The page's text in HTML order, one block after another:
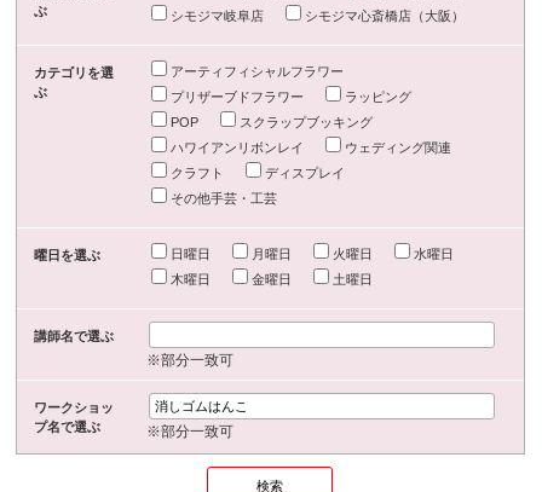
ぶ
シモジマ岐阜店
シモジマ心斎橋店（大阪）
カテゴリを選
ぶ
アーティフィシャルフラワー
プリザーブドフラワー
ラッピング
POP
スクラップブッキング
ハワイアンリボンレイ
ウェディング関連
クラフト
ディスプレイ
その他手芸・工芸
曜日を選ぶ 日曜日 月曜日 火曜日
水曜日
木曜日
金曜日 土曜日
講師名で選ぶ
※部分一致可
ワークショッ
プ名で選ぶ
※部分一致可